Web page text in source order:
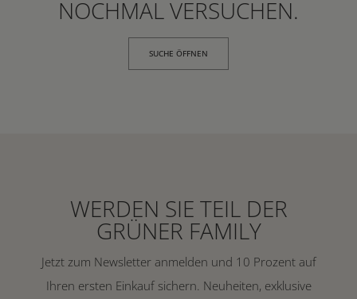
NOCHMAL VERSUCHEN.
SUCHE ÖFFNEN
WERDEN SIE TEIL DER
GRÜNER FAMILY
Jetzt zum Newsletter anmelden und 10 Prozent auf
Ihren ersten Einkauf sichern. Neuheiten, exklusive